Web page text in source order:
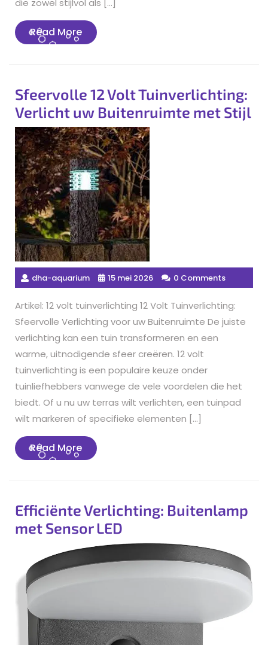
die zowel stijlvol als […]
Read MoreRead
More
Sfeervolle 12 Volt Tuinverlichting:
Verlicht uw Buitenruimte met Stijl
dha-aquarium 15 mei 2026 0 Comments
Artikel: 12 volt tuinverlichting 12 Volt Tuinverlichting:
Sfeervolle Verlichting voor uw Buitenruimte De juiste
verlichting kan een tuin transformeren en een
warme, uitnodigende sfeer creëren. 12 volt
tuinverlichting is een populaire keuze onder
tuinliefhebbers vanwege de vele voordelen die het
biedt. Of u nu uw terras wilt verlichten, een tuinpad
wilt markeren of specifieke elementen […]
Read MoreRead
More
Efficiënte Verlichting: Buitenlamp
met Sensor LED